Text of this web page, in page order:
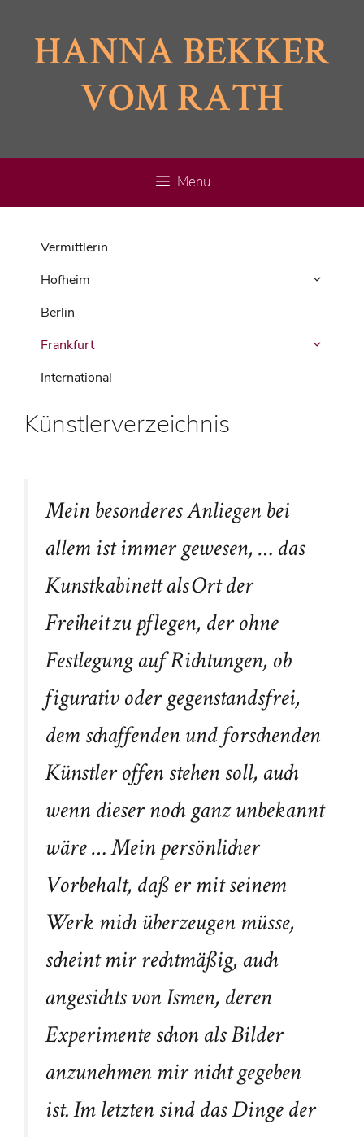
InhaltHANNA BEKKER
VOM RATH
Menü
Künstlerverzeichnis
Mein besonderes Anliegen bei
allem ist immer gewesen, … das
Kunstkabinett als Ort der
Freiheit zu pflegen, der ohne
Festlegung auf Richtungen, ob
figurativ oder gegenstandsfrei,
dem schaffenden und forschenden
Künstler offen stehen soll, auch
wenn dieser noch ganz unbekannt
wäre … Mein persönlicher
Vorbehalt, daß er mit seinem
Werk mich überzeugen müsse,
scheint mir rechtmäßig, auch
angesichts von Ismen, deren
Experimente schon als Bilder
anzunehmen mir nicht gegeben
ist. Im letzten sind das Dinge der
Vermittlerin
Hofheim
Berlin
Frankfurt
International